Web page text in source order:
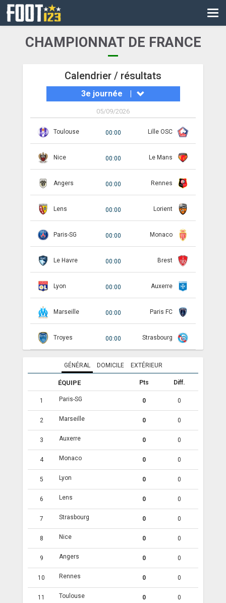
CM
LIGUE DES CHAMPIONS
LES DIRECTS
NATIONAL
COUPE DE LA LIGUE
ALLEMAGNE
CHAMPIONNAT DE FRANCE
Calendrier / résultats
3e journée |
05/09/2026
Toulouse 00:00 Lille OSC
Nice 00:00 Le Mans
Angers 00:00 Rennes
Lens 00:00 Lorient
Paris-SG 00:00 Monaco
Le Havre 00:00 Brest
Lyon 00:00 Auxerre
Marseille 00:00 Paris FC
Troyes 00:00 Strasbourg
GÉNÉRAL DOMICILE EXTÉRIEUR
ÉQUIPE Pts Diff.
1 Paris-SG 0 0
2 Marseille 0 0
3 Auxerre 0 0
4 Monaco 0 0
5 Lyon 0 0
6 Lens 0 0
7 Strasbourg 0 0
8 Nice 0 0
9 Angers 0 0
10 Rennes 0 0
11 Toulouse 0 0